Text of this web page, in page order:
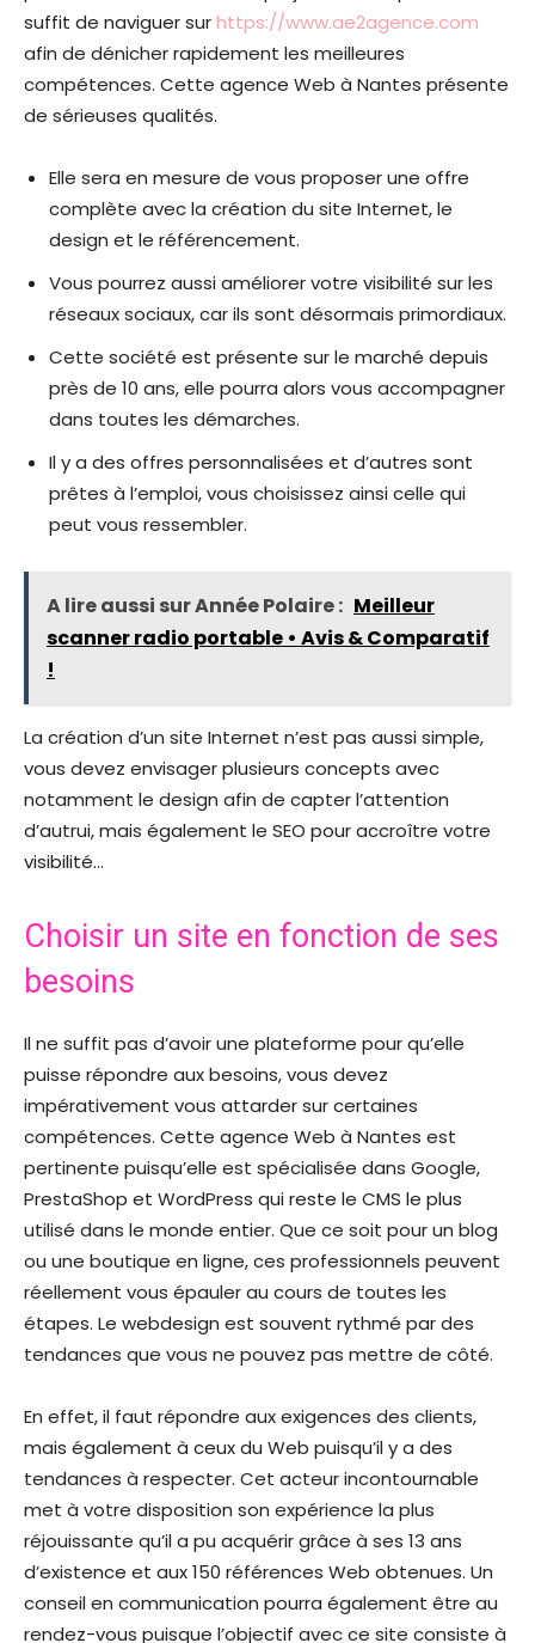
suffit de naviguer surhttps://www.ae2agence.com
afin de dénicher rapidement les meilleures
compétences. Cette agence Web à Nantes présente
de sérieuses qualités.
Elle sera en mesure de vous proposer une offre
complète avec la création du site Internet, le
design et le référencement.
Vous pourrez aussi améliorer votre visibilité sur les
réseaux sociaux, car ils sont désormais primordiaux.
Cette société est présente sur le marché depuis
près de 10 ans, elle pourra alors vous accompagner
dans toutes les démarches.
Il y a des offres personnalisées et d’autres sont
prêtes à l’emploi, vous choisissez ainsi celle qui
peut vous ressembler.
A lire aussi sur Année Polaire : Meilleur
scanner radio portable • Avis & Comparatif
!
La création d’un site Internet n’est pas aussi simple,
vous devez envisager plusieurs concepts avec
notamment le design afin de capter l’attention
d’autrui, mais également le SEO pour accroître votre
visibilité…
Choisir un site en fonction de ses
besoins
Il ne suffit pas d’avoir une plateforme pour qu’elle
puisse répondre aux besoins, vous devez
impérativement vous attarder sur certaines
compétences. Cette agence Web à Nantes est
pertinente puisqu’elle est spécialisée dans Google,
PrestaShop et WordPress qui reste le CMS le plus
utilisé dans le monde entier. Que ce soit pour un blog
ou une boutique en ligne, ces professionnels peuvent
réellement vous épauler au cours de toutes les
étapes. Le webdesign est souvent rythmé par des
tendances que vous ne pouvez pas mettre de côté.
En effet, il faut répondre aux exigences des clients,
mais également à ceux du Web puisqu’il y a des
tendances à respecter. Cet acteur incontournable
met à votre disposition son expérience la plus
réjouissante qu’il a pu acquérir grâce à ses 13 ans
d’existence et aux 150 références Web obtenues. Un
conseil en communication pourra également être au
rendez-vous puisque l’objectif avec ce site consiste à